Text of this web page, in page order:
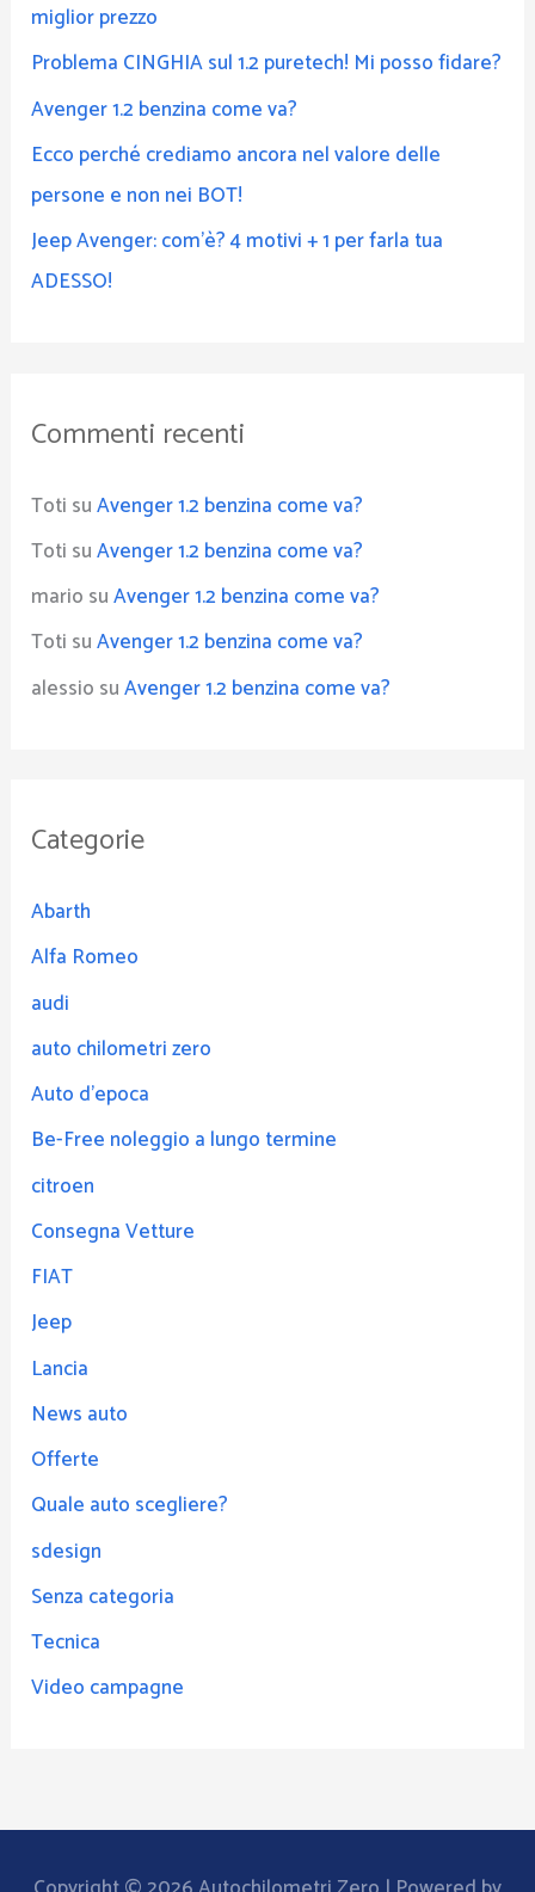
miglior prezzo
Problema CINGHIA sul 1.2 puretech! Mi posso fidare?
Avenger 1.2 benzina come va?
Ecco perché crediamo ancora nel valore delle
persone e non nei BOT!
Jeep Avenger: com’è? 4 motivi + 1 per farla tua
ADESSO!
Commenti recenti
Toti suAvenger 1.2 benzina come va?
Toti suAvenger 1.2 benzina come va?
mario suAvenger 1.2 benzina come va?
Toti suAvenger 1.2 benzina come va?
alessio suAvenger 1.2 benzina come va?
Categorie
Abarth
Alfa Romeo
audi
auto chilometri zero
Auto d'epoca
Be-Free noleggio a lungo termine
citroen
Consegna Vetture
FIAT
Jeep
Lancia
News auto
Offerte
Quale auto scegliere?
sdesign
Senza categoria
Tecnica
Video campagne